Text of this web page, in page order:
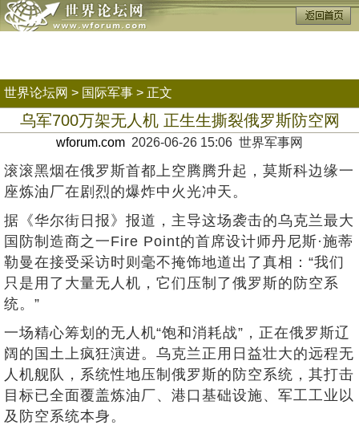
世界论坛网 > 国际军事 > 正文
乌军700万架无人机 正生生撕裂俄罗斯防空网
wforum.com 2026-06-26 15:06 世界军事网
滚滚黑烟在俄罗斯首都上空腾腾升起，莫斯科边缘一
座炼油厂在剧烈的爆炸中火光冲天。
据《华尔街日报》报道，主导这场袭击的乌克兰最大
国防制造商之一Fire Point的首席设计师丹尼斯·施蒂
勒曼在接受采访时则毫不掩饰地道出了真相：“我们
只是用了大量无人机，它们压制了俄罗斯的防空系
统。”
一场精心筹划的无人机“饱和消耗战”，正在俄罗斯辽
阔的国土上疯狂演进。乌克兰正用日益壮大的远程无
人机舰队，系统性地压制俄罗斯的防空系统，其打击
目标已全面覆盖炼油厂、港口基础设施、军工工业以
及防空系统本身。